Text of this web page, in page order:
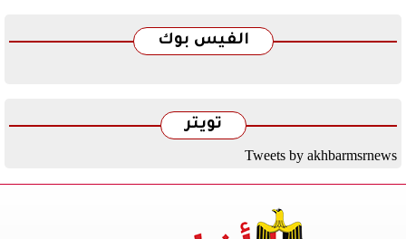
الفيس بوك
تويتر
Tweets by akhbarmsrnews